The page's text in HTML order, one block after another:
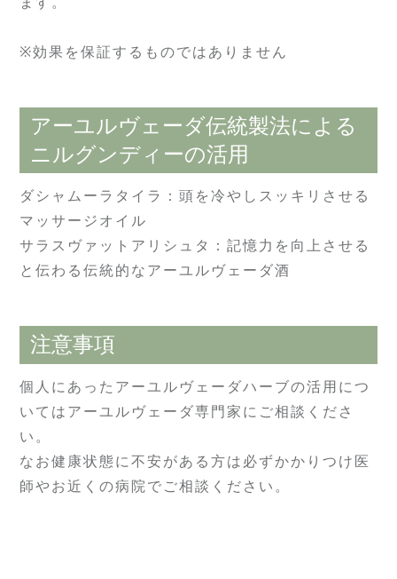
※効果を保証するものではありません
アーユルヴェーダ伝統製法による
ニルグンディーの活用
ダシャムーラタイラ：頭を冷やしスッキリさせる
マッサージオイル
サラスヴァットアリシュタ：記憶力を向上させる
と伝わる伝統的なアーユルヴェーダ酒
注意事項
個人にあったアーユルヴェーダハーブの活用につ
いてはアーユルヴェーダ専門家にご相談くださ
い。
なお健康状態に不安がある方は必ずかかりつけ医
師やお近くの病院でご相談ください。